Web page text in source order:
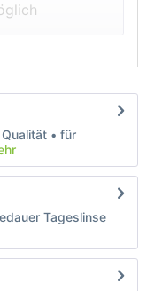
• für
Tageslinse